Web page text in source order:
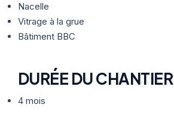
Nacelle
Vitrage à la grue
Bâtiment BBC
DURÉE DU CHANTIER
4 mois